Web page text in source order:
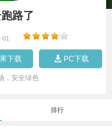
路了
01
下载 PC下载
，安全绿色
排行